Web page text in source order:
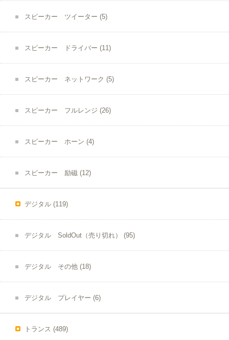
スピーカー ツイーター (5)
スピーカー ドライバー (11)
スピーカー ネットワーク (5)
スピーカー フルレンジ (26)
スピーカー ホーン (4)
スピーカー 励磁 (12)
デジタル (119)
デジタル SoldOut（売り切れ） (95)
デジタル その他 (18)
デジタル プレイヤー (6)
トランス (489)